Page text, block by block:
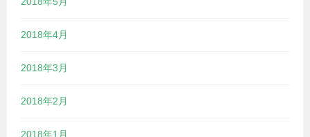
2018年4月
2018年3月
2018年2月
2018年1月